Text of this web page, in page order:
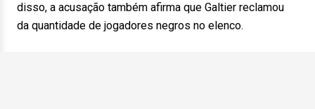
disso, a acusação também afirma que Galtier reclamou
da quantidade de jogadores negros no elenco.